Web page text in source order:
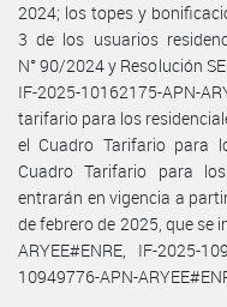
2024; los topes y
3 de los usuarios
N° 90/2024 y Resolución
IF-2025-10162175-
tarifario para los
el Cuadro Tarifario para
Cuadro Tarifario para
entrarán en vigencia a
de febrero de 2025, que se
ARYEE#ENRE, IF-2025-
10949776-APN-